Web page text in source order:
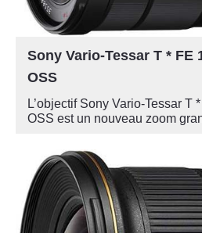
Sony Vario-Tessar T * FE
OSS
L’objectif Sony Vario-Tessar T
OSS est un nouveau zoom